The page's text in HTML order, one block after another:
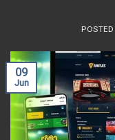
09
Jun